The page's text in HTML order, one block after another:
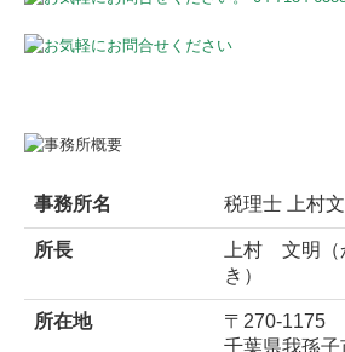
事務所名 税理士 上村
所長 上村 文明
き）
所在地
〒270-1175
千葉県我孫